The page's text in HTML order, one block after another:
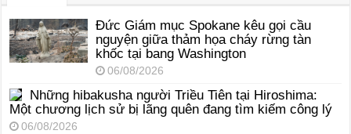
Đức Giám mục Spokane kêu gọi cầu
nguyện giữa thảm họa cháy rừng tàn
khốc tại bang Washington
06/08/2026
Những hibakusha người Triều Tiên tại Hiroshima:
Một chương lịch sử bị lãng quên đang tìm kiếm công lý
06/08/2026